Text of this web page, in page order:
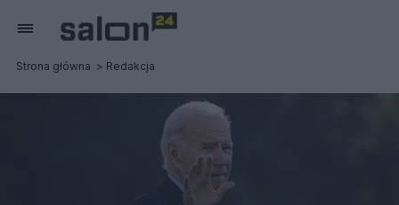
Strona główna Redakcja